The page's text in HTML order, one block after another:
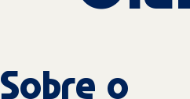
Sobre o